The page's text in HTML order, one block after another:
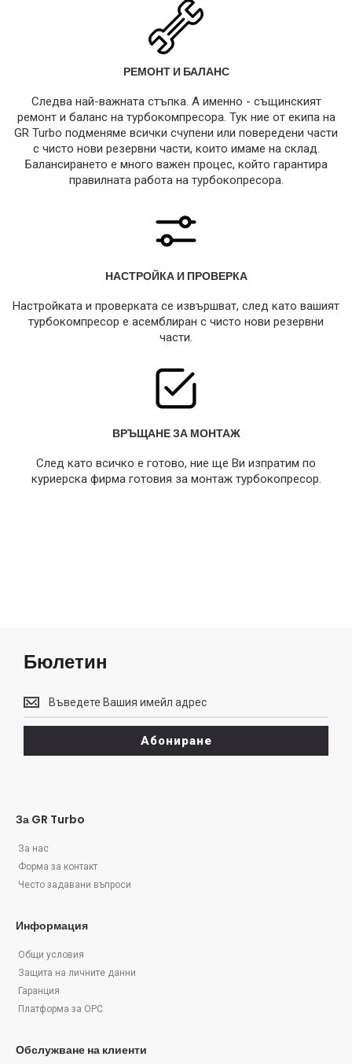
РЕМОНТ И БАЛАНС
Следва най-важната стъпка. А именно - същинският
ремонт и баланс на турбокомпресора. Тук ние от екипа на
GR Turbo подменяме всички счупени или повередени части
с чисто нови резервни части, които имаме на склад.
Балансирането е много важен процес, който гарантира
правилната работа на турбокопресора.
НАСТРОЙКА И ПРОВЕРКА
Настройката и проверката се извършват, след като вашият
турбокомпресор е асемблиран с чисто нови резервни
части.
ВРЪЩАНЕ ЗА МОНТАЖ
След като всичко е готово, ние ще Ви изпратим по
куриерска фирма готовия за монтаж турбокопресор.
Бюлетин
Бюлетин
Абониране
За GR Turbo
За нас
Форма за контакт
Често задавани въпроси
Информация
Общи условия
Защита на личните данни
Гаранция
Платформа за ОРС
Обслужване на клиенти